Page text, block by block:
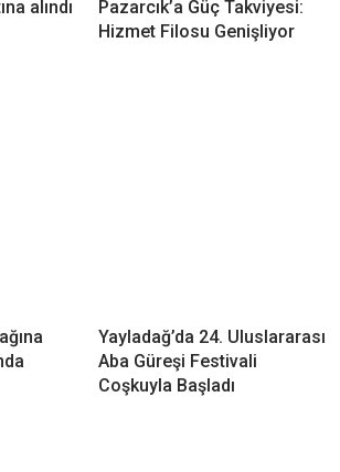
alındı
Pazarcık’a Güç Takviyesi:
Hizmet Filosu Genişliyor
Yayladağ’da 24. Uluslararası
Aba Güreşi Festivali
Coşkuyla Başladı